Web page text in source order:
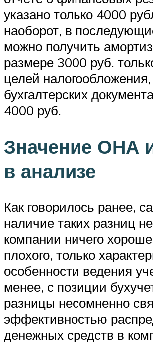
указано только 4000
наоборот, в
можно получить
размере 3000 руб.
целей
бухгалтерских
4000 руб.
Значение ОНА
в анализе
Как говорилось ранее,
наличие таких разниц
компании ничего
плохого, только
особенности ведения
менее, с позиции
разницы несомненно
эффективностью
денежных средств в